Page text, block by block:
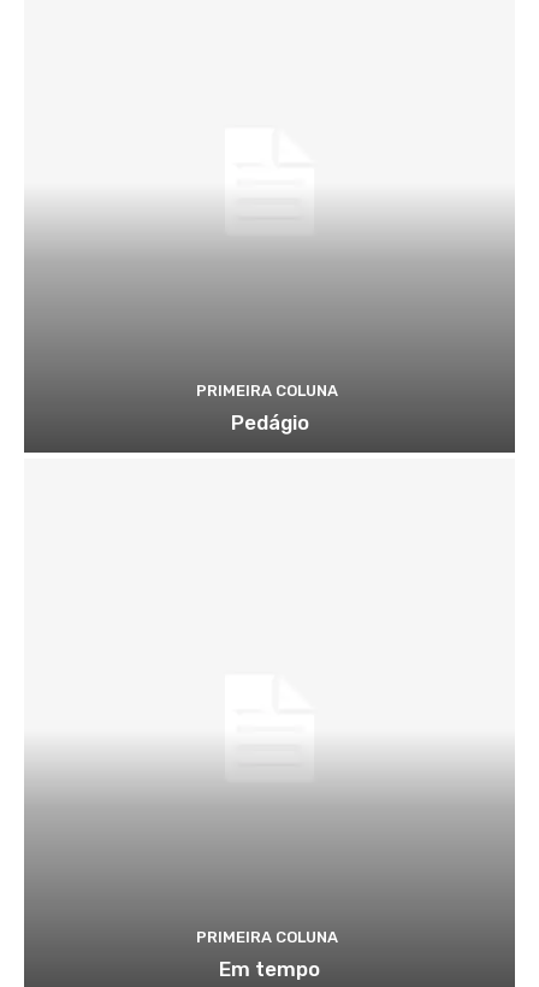
PRIMEIRA COLUNA
Pedágio
PRIMEIRA COLUNA
Em tempo